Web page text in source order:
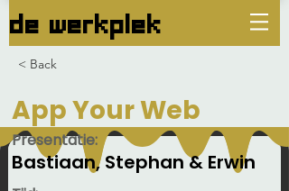
de werkplek
< Back
App Your Web
Bastiaan, Stephan & Erwin
Presentatie: